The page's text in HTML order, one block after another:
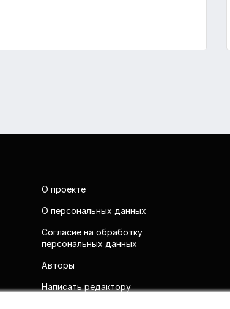
О проекте
О персональных данных
Согласие на обработку
персональных данных
Авторы
Написать редактору